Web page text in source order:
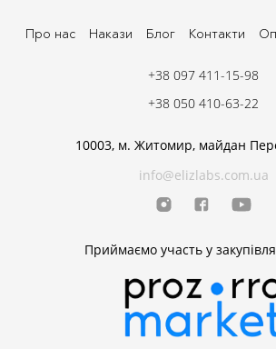
Про нас Накази Блог Контакти
10003, м. Житомир, майдан
info@elizlabs.com.ua
Приймаємо участь у
+38 097 411-15-98
+38 050 410-63-22